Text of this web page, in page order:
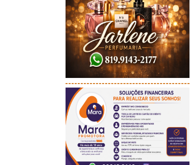
-----------------------------------------